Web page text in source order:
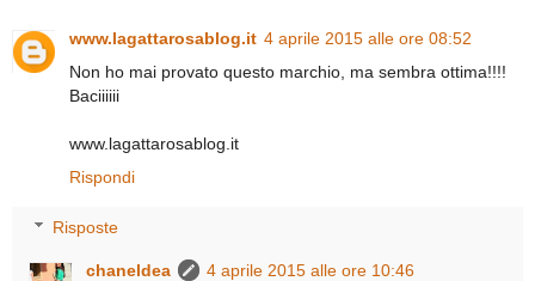
www.lagattarosablog.it 4 aprile 2015 alle ore 08:52
Non ho mai provato questo marchio, ma sembra ottima!!!!
Baciiiiii
www.lagattarosablog.it
Rispondi
Risposte
chaneldea
4 aprile 2015 alle ore 10:46